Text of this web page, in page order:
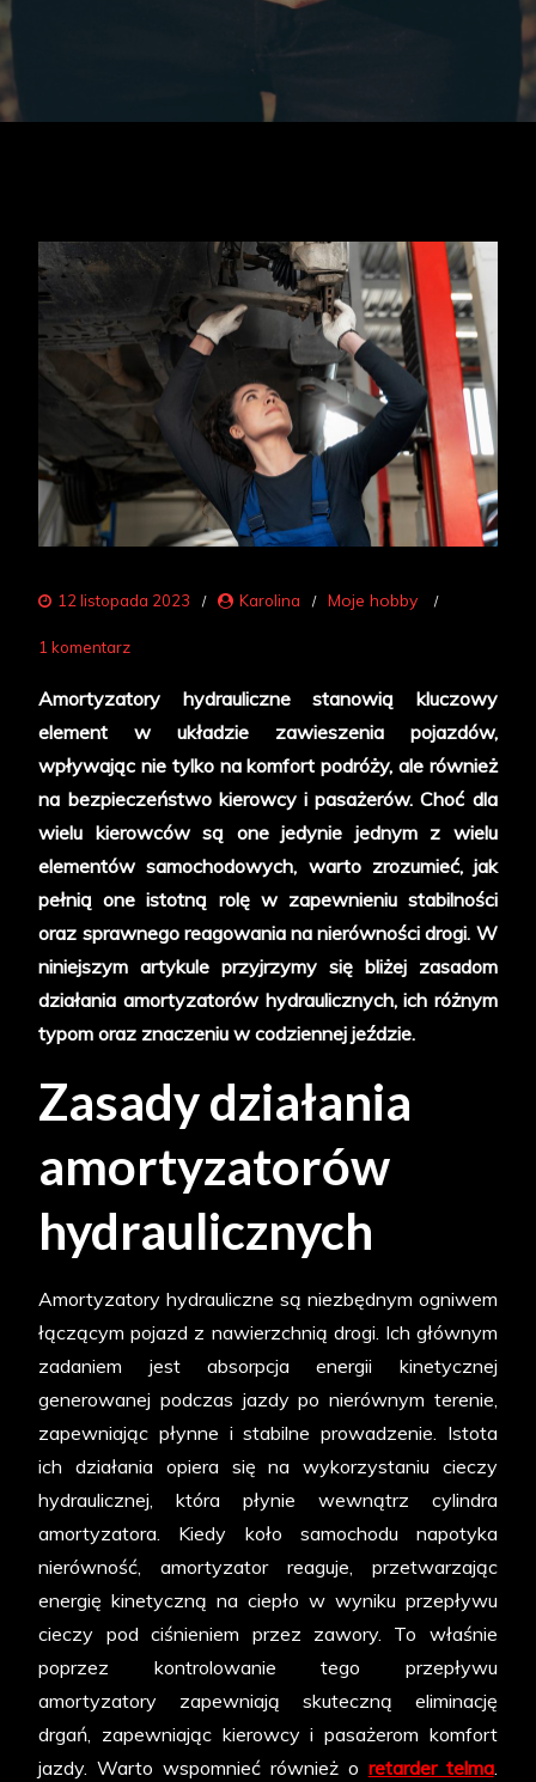
12 listopada 2023 Karolina Moje hobby
1 komentarzdo
hydrauliczne.
Co
warto
o
nich
wiedzieć?
Amortyzatory hydrauliczne stanowią kluczowy
element w układzie zawieszenia pojazdów,
wpływając nie tylko na komfort podróży, ale również
na bezpieczeństwo kierowcy i pasażerów. Choć dla
wielu kierowców są one jedynie jednym z wielu
elementów samochodowych, warto zrozumieć, jak
pełnią one istotną rolę w zapewnieniu stabilności
oraz sprawnego reagowania na nierówności drogi. W
niniejszym artykule przyjrzymy się bliżej zasadom
działania amortyzatorów hydraulicznych, ich różnym
typom oraz znaczeniu w codziennej jeździe.
Zasady działania
amortyzatorów
hydraulicznych
Amortyzatory hydrauliczne są niezbędnym ogniwem
łączącym pojazd z nawierzchnią drogi. Ich głównym
zadaniem jest absorpcja energii kinetycznej
generowanej podczas jazdy po nierównym terenie,
zapewniając płynne i stabilne prowadzenie. Istota
ich działania opiera się na wykorzystaniu cieczy
hydraulicznej, która płynie wewnątrz cylindra
amortyzatora. Kiedy koło samochodu napotyka
nierówność, amortyzator reaguje, przetwarzając
energię kinetyczną na ciepło w wyniku przepływu
cieczy pod ciśnieniem przez zawory. To właśnie
poprzez kontrolowanie tego przepływu
amortyzatory zapewniają skuteczną eliminację
drgań, zapewniając kierowcy i pasażerom komfort
jazdy. Warto wspomnieć również o retarder telma.